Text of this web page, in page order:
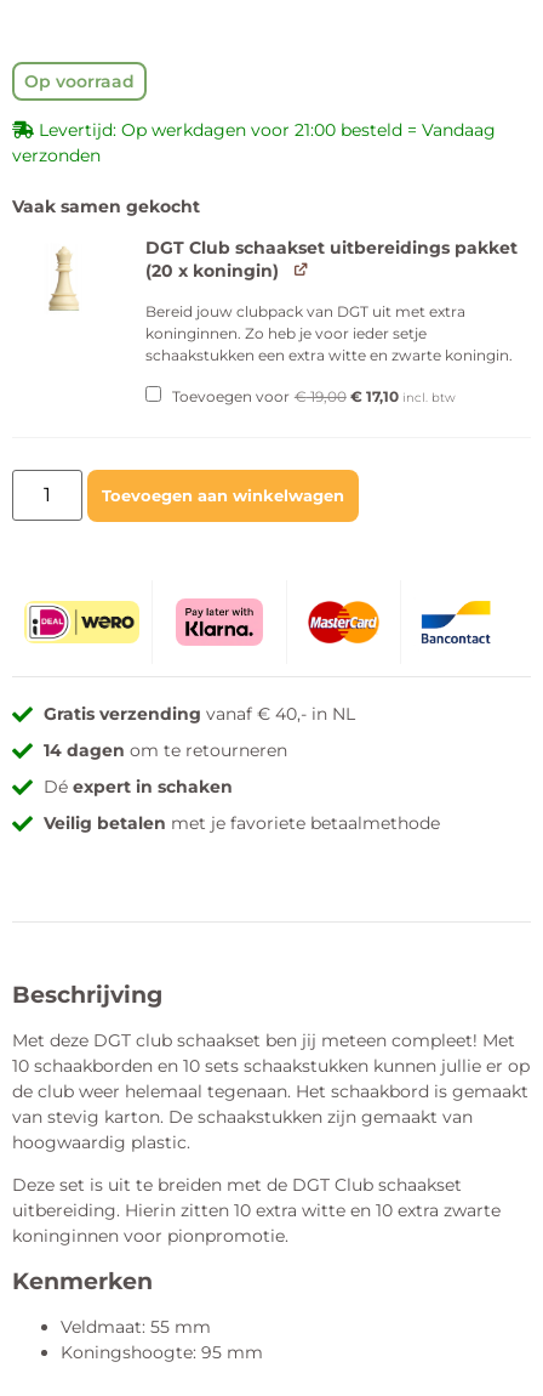
Op voorraad
Levertijd: Op werkdagen voor 21:00 besteld = Vandaag
verzonden
Vaak samen gekocht
DGT Club schaakset uitbereidings pakket
(20 x koningin)
Bereid jouw clubpack van DGT uit met extra
koninginnen. Zo heb je voor ieder setje
schaakstukken een extra witte en zwarte koningin.
Toevoegen voor €19,00 €17,10 incl. btw
Toevoegen aan winkelwagen
Gratis verzending vanaf € 40,- in NL
14 dagen om te retourneren
Déexpert in schaken
Veilig betalen met je favoriete betaalmethode
Beschrijving
Met deze DGT club schaakset ben jij meteen compleet! Met
10 schaakborden en 10 sets schaakstukken kunnen jullie er op
de club weer helemaal tegenaan. Het schaakbord is gemaakt
van stevig karton. De schaakstukken zijn gemaakt van
hoogwaardig plastic.
Deze set is uit te breiden met de DGT Club schaakset
uitbereiding. Hierin zitten 10 extra witte en 10 extra zwarte
koninginnen voor pionpromotie.
Kenmerken
Veldmaat: 55 mm
Koningshoogte: 95 mm